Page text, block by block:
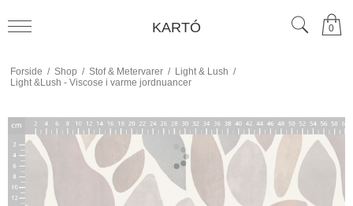
KARTÓ 0
Forside / Shop / Stof & Metervarer / Light & Lush /
Light &Lush - Viscose i varme jordnuancer